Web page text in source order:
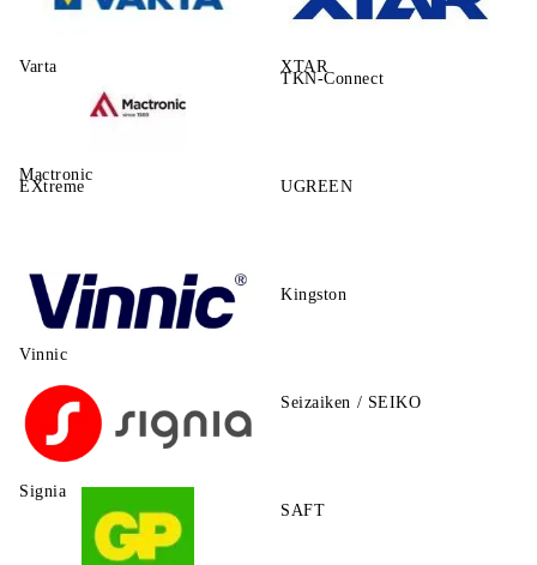
Varta XTAR
Mactronic
TKN-Connect
EXtreme UGREEN
Vinnic
Kingston
Signia
Seizaiken / SEIKO
SAFT